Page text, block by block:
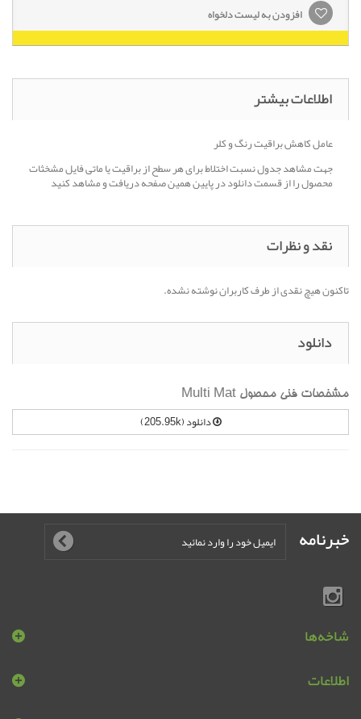
افزودن به لیست دلخواه
اطلاعات بیشتر
عامل کاهش براقیت رنگ و کلر
جهت مشاهد جدول نسبت اختلاط برای هر سطح از براقیت یا ماتی فایل مشخثات
محصول را از قسمت دانلود در پایین همین صفحه دریافت و مشاهد کنید
نقد و نظرات
تاکنون هیچ نقدی از طرف کاربران نوشته نشده.
دانلود
مشخصات فنی محصول Multi Mat
دانلود (205.95k)
خبرنامه
شاخه‌ها
اطلاعات